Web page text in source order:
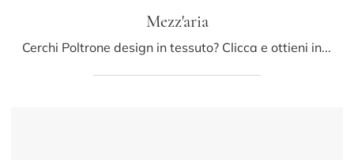
Mezz'aria
Cerchi Poltrone design in tessuto? Clicca e ottieni informazioni sul modello Mezz'aria di Lago.